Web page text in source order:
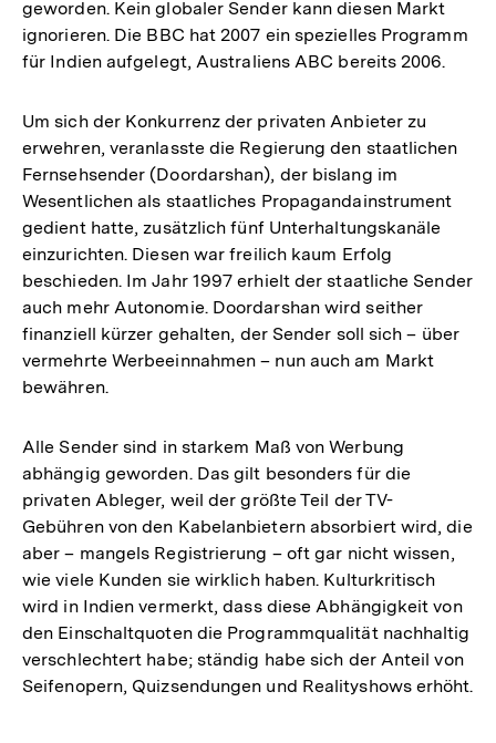
geworden. Kein globaler Sender kann diesen Markt
ignorieren. Die BBC hat 2007 ein spezielles Programm
für Indien aufgelegt, Australiens ABC bereits 2006.
Um sich der Konkurrenz der privaten Anbieter zu
erwehren, veranlasste die Regierung den staatlichen
Fernsehsender (Doordarshan), der bislang im
Wesentlichen als staatliches Propagandainstrument
gedient hatte, zusätzlich fünf Unterhaltungskanäle
einzurichten. Diesen war freilich kaum Erfolg
beschieden. Im Jahr 1997 erhielt der staatliche Sender
auch mehr Autonomie. Doordarshan wird seither
finanziell kürzer gehalten, der Sender soll sich – über
vermehrte Werbeeinnahmen – nun auch am Markt
bewähren.
Alle Sender sind in starkem Maß von Werbung
abhängig geworden. Das gilt besonders für die
privaten Ableger, weil der größte Teil der TV-
Gebühren von den Kabelanbietern absorbiert wird, die
aber – mangels Registrierung – oft gar nicht wissen,
wie viele Kunden sie wirklich haben. Kulturkritisch
wird in Indien vermerkt, dass diese Abhängigkeit von
den Einschaltquoten die Programmqualität nachhaltig
verschlechtert habe; ständig habe sich der Anteil von
Seifenopern, Quizsendungen und Realityshows erhöht.